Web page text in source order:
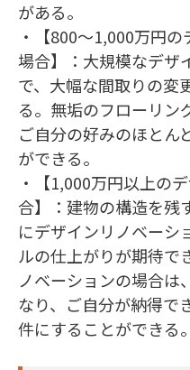
がある。
・【800～1,000万円
場合】：大規模なデザ
で、大幅な間取りの変
る。無垢のフローリン
ご自分の好みのほとん
ができる。
・【1,000万円以上の
合】：建物の構造を残
にデザインリノベーシ
ルの仕上がりが期待で
ノベーションの場合は
なり、ご自分が納得で
件にすることができる。